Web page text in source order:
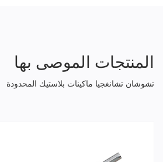
المنتجات الموصى بها
تشوشان تشانغجيا ماكينات بلاستيك المحدودة